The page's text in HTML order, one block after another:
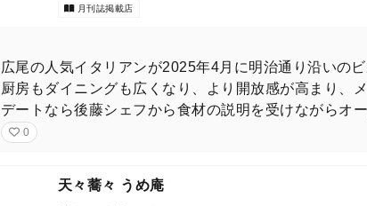
を味わってもらった。
月刊誌掲載店
広尾の人気イタリアンが2025年4月に明治通り沿いのビ
厨房もダイニングも広くなり、より開放感が高まり、
デートなら後藤シェフから食材の説明を受けながらオ
0
天々蕎々 うめ庵